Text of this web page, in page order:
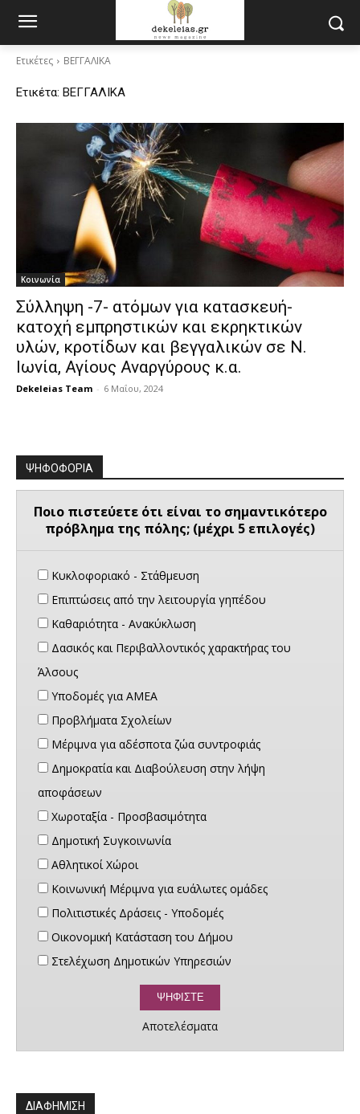
Ετικέτες ΒΕΓΓΑΛΙΚΑ
Ετικέτα: ΒΕΓΓΑΛΙΚΑ
Κοινωνία
Σύλληψη -7- ατόμων για κατασκευή-
κατοχή εμπρηστικών και εκρηκτικών
υλών, κροτίδων και βεγγαλικών σε Ν.
Ιωνία, Αγίους Αναργύρους κ.α.
Dekeleias Team - 6 Μαΐου, 2024
ΨΗΦΟΦΟΡΙΑ
Ποιο πιστεύετε ότι είναι το σημαντικότερο
πρόβλημα της πόλης; (μέχρι 5 επιλογές)
Κυκλοφοριακό - Στάθμευση
Επιπτώσεις από την λειτουργία γηπέδου
Καθαριότητα - Ανακύκλωση
Δασικός και Περιβαλλοντικός χαρακτήρας του
Άλσους
Υποδομές για ΑΜΕΑ
Προβλήματα Σχολείων
Μέριμνα για αδέσποτα ζώα συντροφιάς
Δημοκρατία και Διαβούλευση στην λήψη
αποφάσεων
Χωροταξία - Προσβασιμότητα
Δημοτική Συγκοινωνία
Αθλητικοί Χώροι
Κοινωνική Μέριμνα για ευάλωτες ομάδες
Πολιτιστικές Δράσεις - Υποδομές
Οικονομική Κατάσταση του Δήμου
Στελέχωση Δημοτικών Υπηρεσιών
Αποτελέσματα
ΔΙΑΦΗΜΙΣΗ